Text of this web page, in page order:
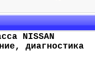
NISSAN
диагностика